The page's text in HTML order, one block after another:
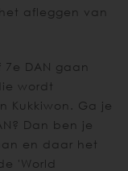
afleggen van
DAN gaan
wordt
Kukkiwon. Ga je
Dan ben je
en daar het
'World